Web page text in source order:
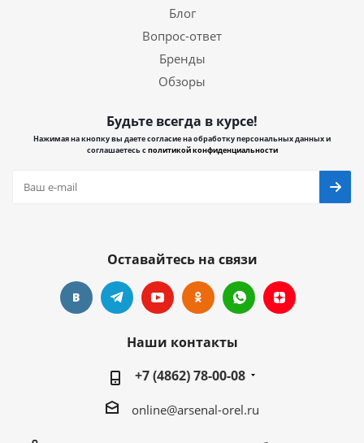
Блог
Вопрос-ответ
Бренды
Обзоры
Будьте всегда в курсе!
Нажимая на кнопку вы даете согласие на обработку персональных данных и
соглашаетесь сполитикой конфиденциальности
Оставайтесь на связи
Наши контакты
+7 (4862) 78-00-08
online@arsenal-orel.ru